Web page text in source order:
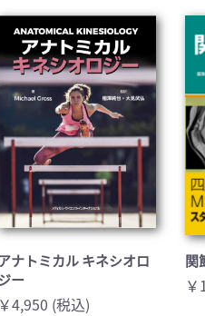
基礎医学(93)
医療技術(16)
保健・体育(1)
ナトミカル キネシオロ
ー
￥4,950 (税込)
関